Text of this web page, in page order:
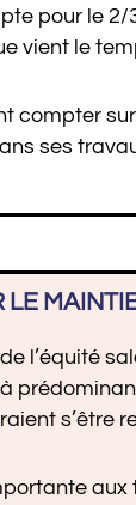
pour le
vient le
compter
ses
l’équité
s’être
aux